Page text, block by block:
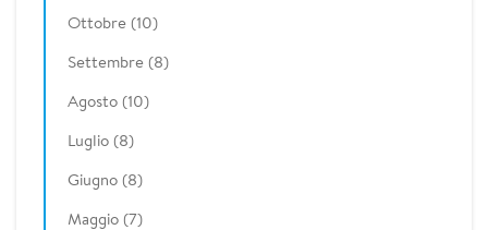
Ottobre (10)
Settembre (8)
Agosto (10)
Luglio (8)
Giugno (8)
Maggio (7)